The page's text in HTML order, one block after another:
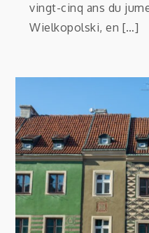
vingt-cinq ans du
Wielkopolski, en […]